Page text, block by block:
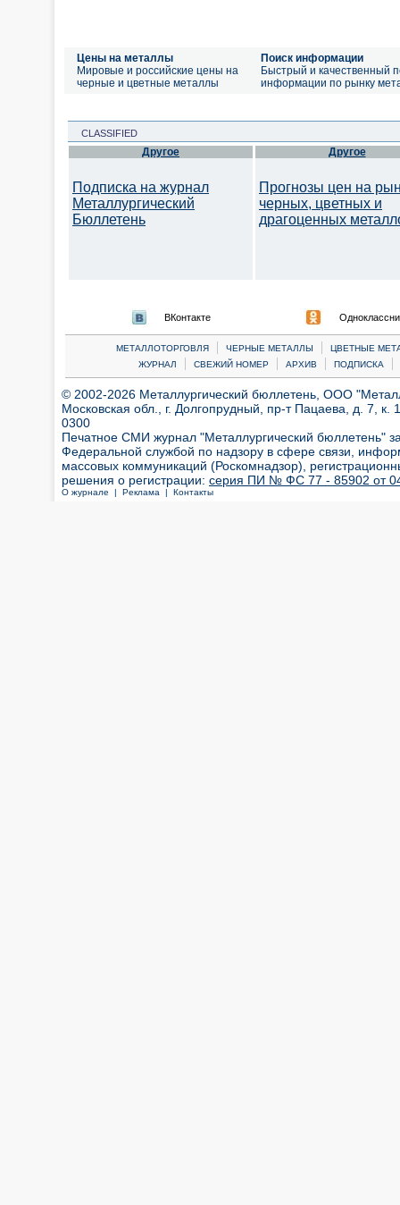
Цены на металлы
Мировые и российские цены на
черные и цветные металлы
Поиск информации
Быстрый и качественный
информации по рынку
CLASSIFIED
Другое
Подписка на журнал
Металлургический
Бюллетень
Другое
Прогнозы цен на
черных, цветных и
драгоценных
ВКонтакте
МЕТАЛЛОТОРГОВЛЯ | ЧЕРНЫЕ МЕТАЛЛЫ |
ЦВЕТНЫЕ
ЖУРНАЛ
| СВЕЖИЙ НОМЕР | АРХИВ | ПОДПИСКА |
© 2002-2026 Металлургический бюллетень, ООО
Московская обл., г. Долгопрудный, пр-т Пацаева, д. 7,
0300
Печатное СМИ журнал "Металлургический бюллетень"
Федеральной службой по надзору в сфере связи,
массовых коммуникаций (Роскомнадзор),
решения о регистрации: серия ПИ № ФС 77 - 85902 от 04
О журнале | Реклама | Контакты